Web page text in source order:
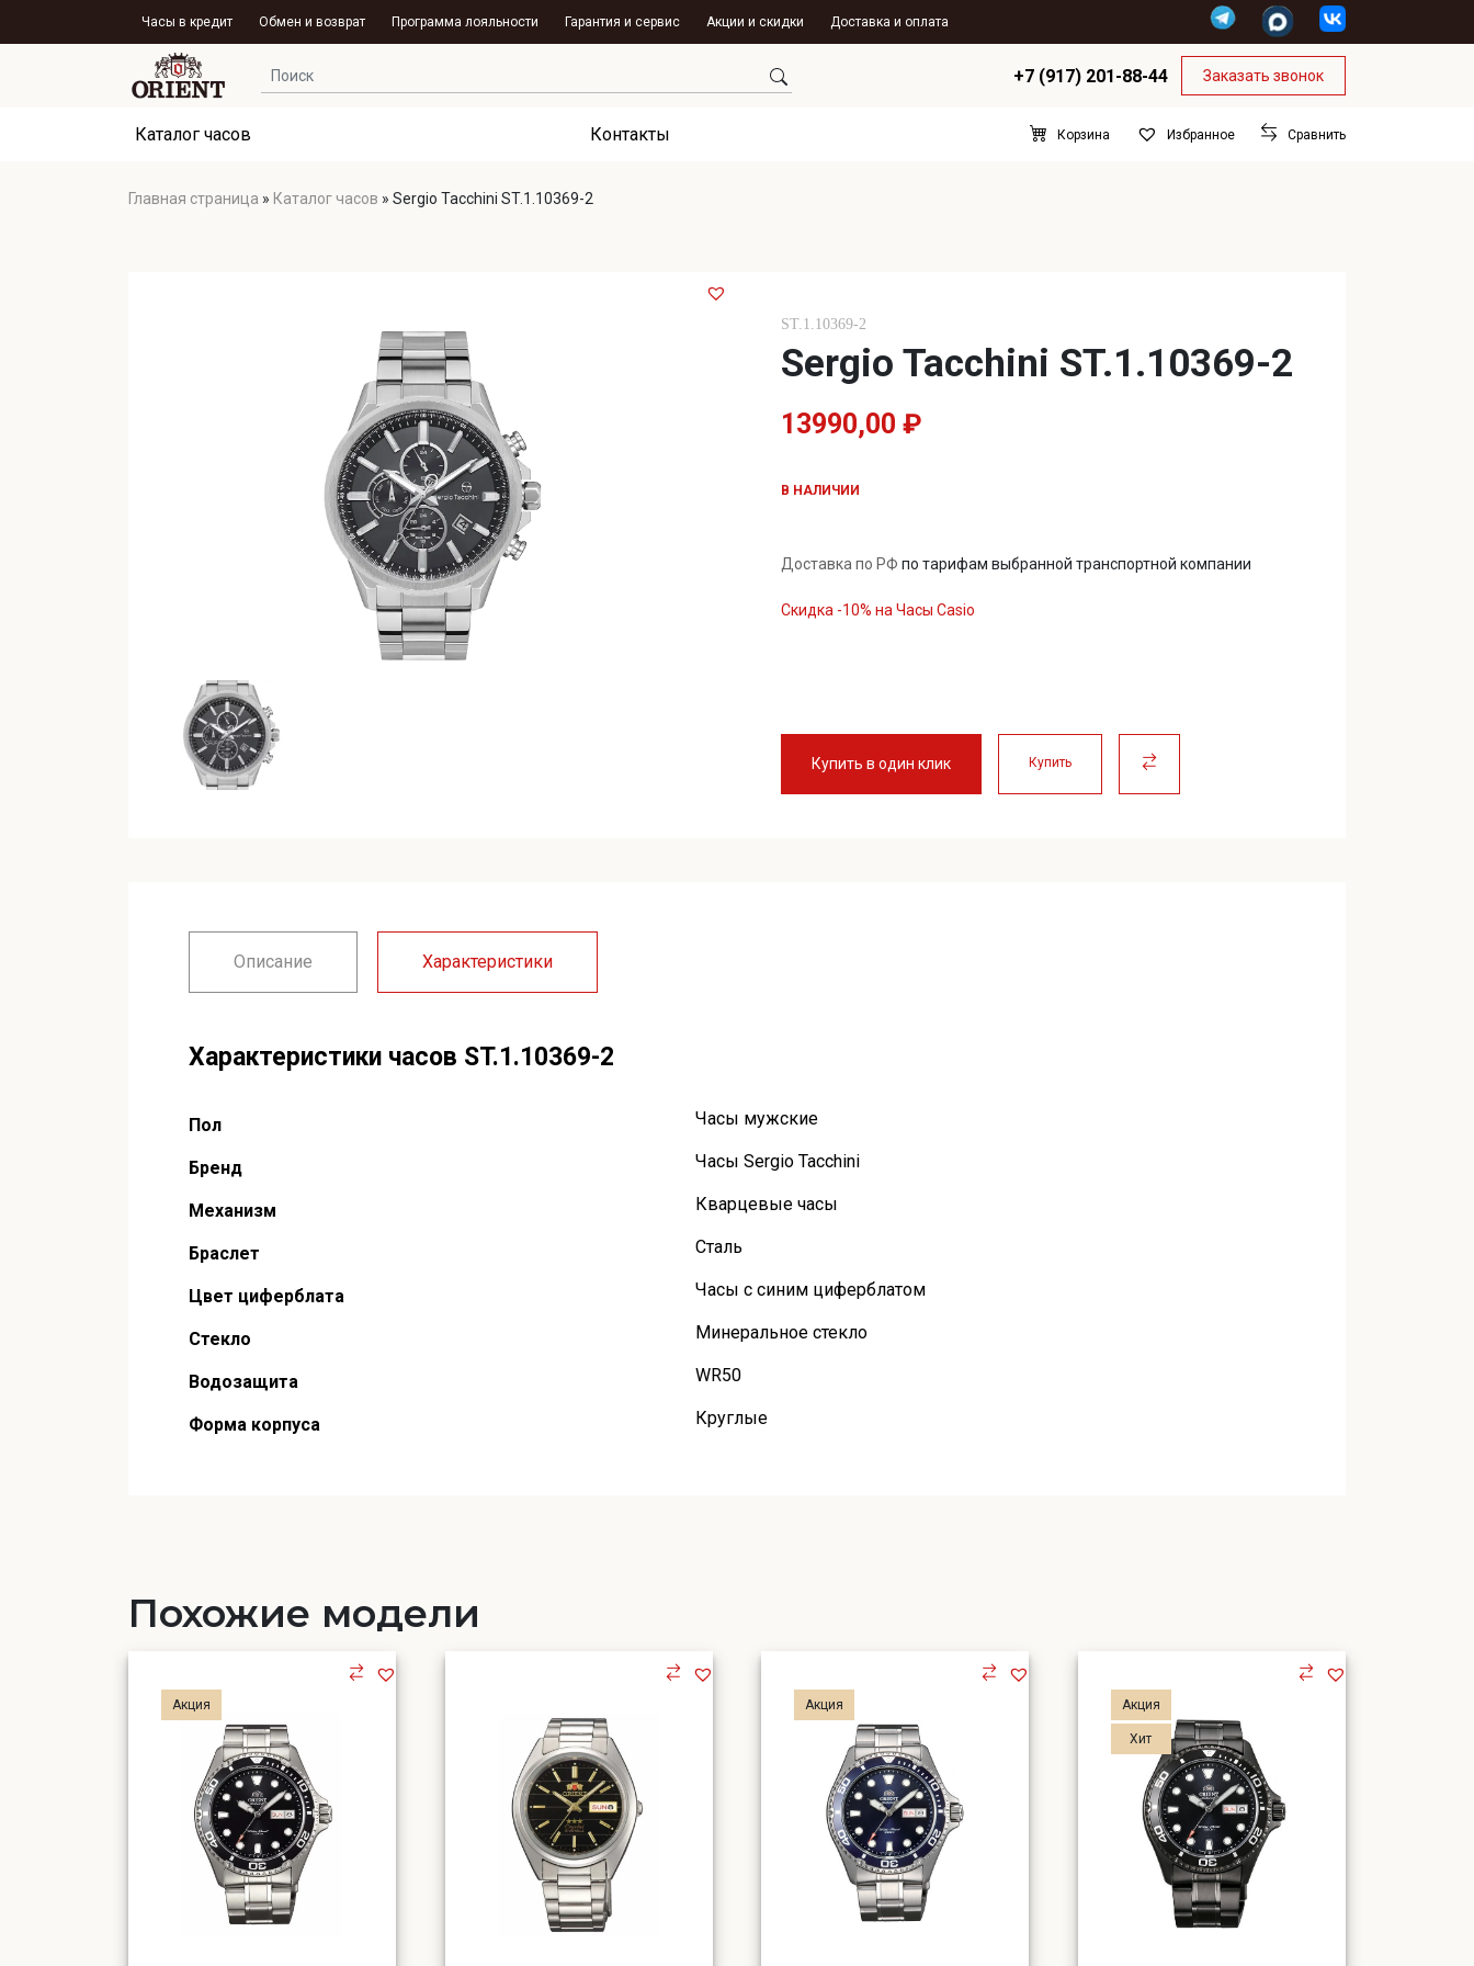
Часы в кредит Обмен и возврат Программа лояльности Гарантия и сервис Акции и скидки Доставка и оплата
+7 (917) 201-88-44 Заказать звонок
Каталог часов Контакты Корзина Избранное Сравнить
Главная страница » Каталог часов » Sergio Tacchini ST.1.10369-2
ST.1.10369-2
Sergio Tacchini ST.1.10369-2
13990,00 ₽
В НАЛИЧИИ
Доставка по РФ по тарифам выбранной транспортной компании
Скидка -10% на Часы Casio
Купить в один клик Купить
Описание Характеристики
Характеристики часов ST.1.10369-2
Пол Часы мужские
Бренд Часы Sergio Tacchini
Механизм Кварцевые часы
Браслет Сталь
Цвет циферблата Часы с синим циферблатом
Стекло Минеральное стекло
Водозащита WR50
Форма корпуса Круглые
Похожие модели
Акция Акция Акция
Хит